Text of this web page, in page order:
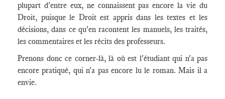
plupart d'entre eux, ne connaissent pas encore la vie du
Droit, puisque le Droit est appris dans les textes et les
décisions, dans ce qu'en racontent les manuels, les traités,
les commentaires et les récits des professeurs.
Prenons donc ce corner-là, là où est l'étudiant qui n'a pas
encore pratiqué, qui n'a pas encore lu le roman. Mais il a
envie.